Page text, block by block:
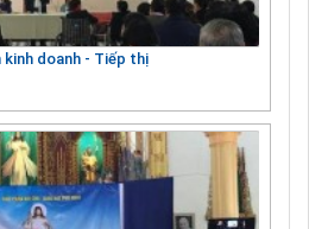
kinh doanh - Tiếp thị